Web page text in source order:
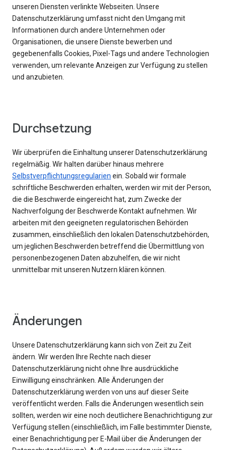
unseren Diensten verlinkte Webseiten. Unsere
Datenschutzerklärung umfasst nicht den Umgang mit
Informationen durch andere Unternehmen oder
Organisationen, die unsere Dienste bewerben und
gegebenenfalls Cookies, Pixel-Tags und andere Technologien
verwenden, um relevante Anzeigen zur Verfügung zu stellen
und anzubieten.
Durchsetzung
Wir überprüfen die Einhaltung unserer Datenschutzerklärung
regelmäßig. Wir halten darüber hinaus mehrere
Selbstverpflichtungsregularien ein. Sobald wir formale
schriftliche Beschwerden erhalten, werden wir mit der Person,
die die Beschwerde eingereicht hat, zum Zwecke der
Nachverfolgung der Beschwerde Kontakt aufnehmen. Wir
arbeiten mit den geeigneten regulatorischen Behörden
zusammen, einschließlich den lokalen Datenschutzbehörden,
um jeglichen Beschwerden betreffend die Übermittlung von
personenbezogenen Daten abzuhelfen, die wir nicht
unmittelbar mit unseren Nutzern klären können.
Änderungen
Unsere Datenschutzerklärung kann sich von Zeit zu Zeit
ändern. Wir werden Ihre Rechte nach dieser
Datenschutzerklärung nicht ohne Ihre ausdrückliche
Einwilligung einschränken. Alle Änderungen der
Datenschutzerklärung werden von uns auf dieser Seite
veröffentlicht werden. Falls die Änderungen wesentlich sein
sollten, werden wir eine noch deutlichere Benachrichtigung zur
Verfügung stellen (einschließlich, im Falle bestimmter Dienste,
einer Benachrichtigung per E-Mail über die Änderungen der